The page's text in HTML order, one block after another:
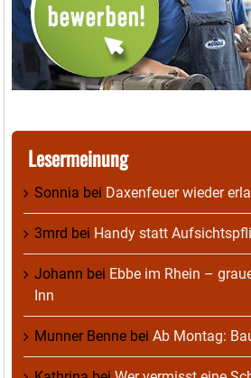
Lesermeinung
Sonnia bei Daxenfeuer wieder
3mrd bei Handy statt
Johann bei Ebbe im Rhein –
Inn
Munner Benne bei Ab Montag: